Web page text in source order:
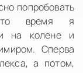
попробовать
время я
на колене и
Сперва
а потом,